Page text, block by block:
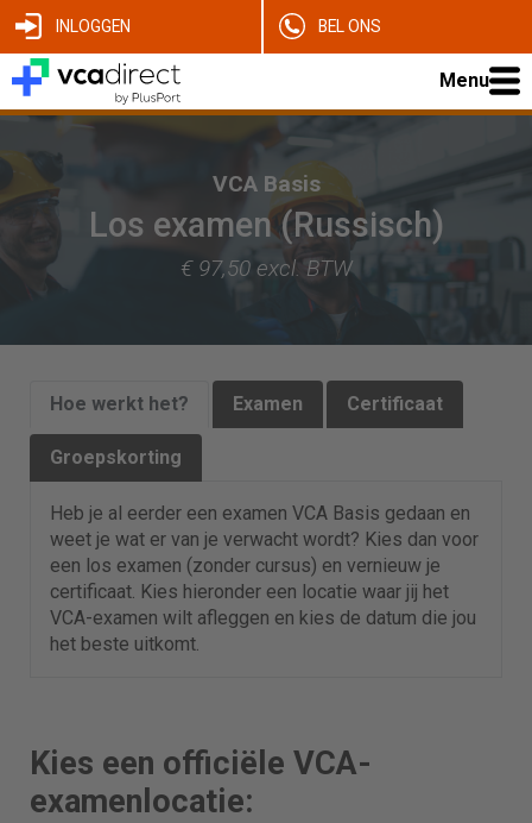
INLOGGEN BEL ONS
Menu
VCA Basis
Los examen (Russisch)
€ 97,50 excl. BTW
Hoe werkt het? Examen Certificaat
Groepskorting
Heb je al eerder een examen VCA Basis gedaan en
weet je wat er van je verwacht wordt? Kies dan voor
een los examen (zonder cursus) en vernieuw je
certificaat. Kies hieronder een locatie waar jij het
VCA-examen wilt afleggen en kies de datum die jou
het beste uitkomt.
Kies een officiële VCA-
examenlocatie: